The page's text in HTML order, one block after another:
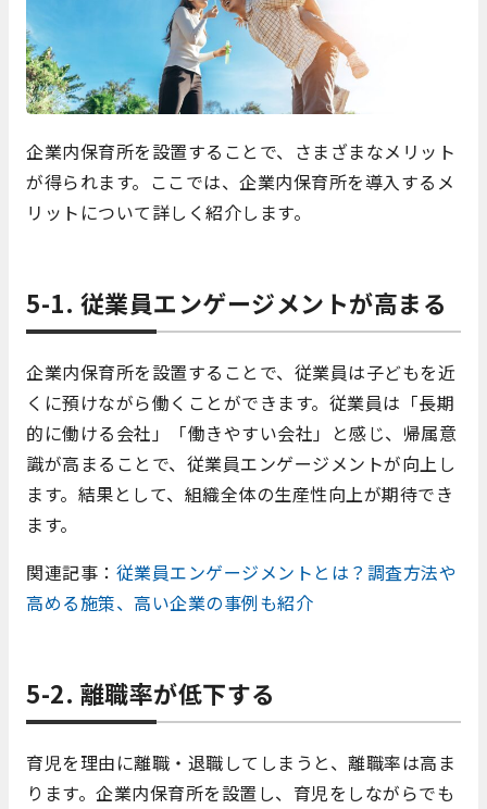
企業内保育所を設置することで、さまざまなメリット
が得られます。ここでは、企業内保育所を導入するメ
リットについて詳しく紹介します。
5-1. 従業員エンゲージメントが高まる
企業内保育所を設置することで、従業員は子どもを近
くに預けながら働くことができます。従業員は「長期
的に働ける会社」「働きやすい会社」と感じ、帰属意
識が高まることで、従業員エンゲージメントが向上し
ます。結果として、組織全体の生産性向上が期待でき
ます。
関連記事： 従業員エンゲージメントとは？調査方法や
高める施策、高い企業の事例も紹介
5-2. 離職率が低下する
育児を理由に離職・退職してしまうと、離職率は高ま
ります。企業内保育所を設置し、育児をしながらでも